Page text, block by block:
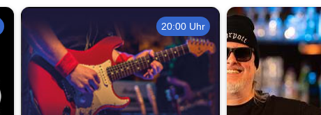
20:00 Uhr